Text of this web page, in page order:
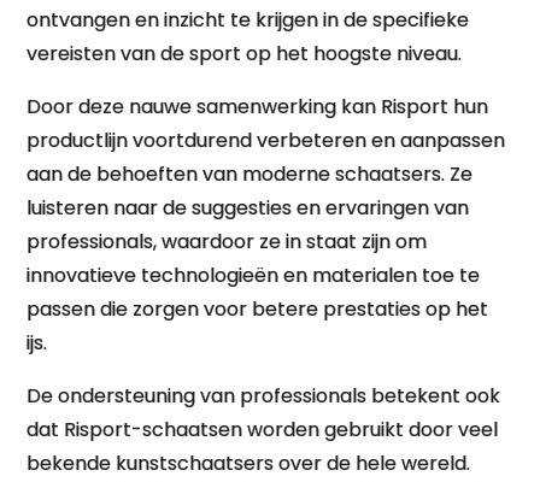
ontvangen en inzicht te krijgen in de specifieke
vereisten van de sport op het hoogste niveau.
Door deze nauwe samenwerking kan Risport hun
productlijn voortdurend verbeteren en aanpassen
aan de behoeften van moderne schaatsers. Ze
luisteren naar de suggesties en ervaringen van
professionals, waardoor ze in staat zijn om
innovatieve technologieën en materialen toe te
passen die zorgen voor betere prestaties op het
ijs.
De ondersteuning van professionals betekent ook
dat Risport-schaatsen worden gebruikt door veel
bekende kunstschaatsers over de hele wereld.